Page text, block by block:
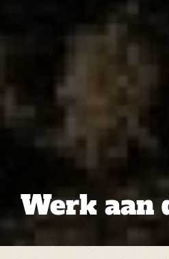
Werk aan